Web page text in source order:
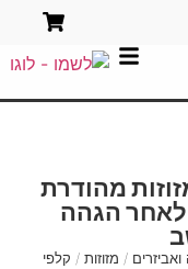
סט 5 קלפי מזוזות מהודרת
גודל 12' – לאחר הגהה
/ מזוזות / קלפי